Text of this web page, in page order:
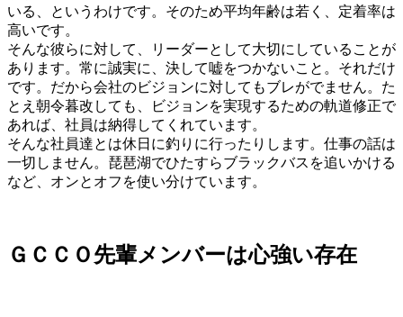
いる、というわけです。そのため平均年齢は若く、定着率は
高いです。
そんな彼らに対して、リーダーとして大切にしていることが
あります。常に誠実に、決して嘘をつかないこと。それだけ
です。だから会社のビジョンに対してもブレがでません。た
とえ朝令暮改しても、ビジョンを実現するための軌道修正で
あれば、社員は納得してくれています。
そんな社員達とは休日に釣りに行ったりします。仕事の話は
一切しません。琵琶湖でひたすらブラックバスを追いかける
など、オンとオフを使い分けています。
ＧＣＣＯ先輩メンバーは心強い存在